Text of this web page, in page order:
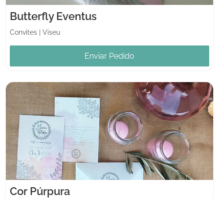
Butterfly Eventus
Convites Viseu
Enviar Pedido
Cor Púrpura